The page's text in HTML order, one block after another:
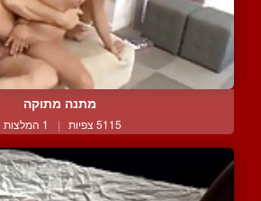
מתנה מתוקה
5115 צפיות | 1 המלצות